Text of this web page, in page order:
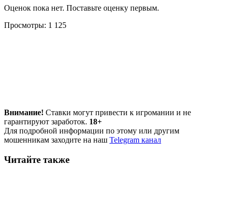
Оценок пока нет. Поставьте оценку первым.
Просмотры: 1 125
Внимание! Ставки могут привести к игромании и не
гарантируют заработок. 18+
Для подробной информации по этому или другим
мошенникам заходите на наш Telegram канал
Читайте также